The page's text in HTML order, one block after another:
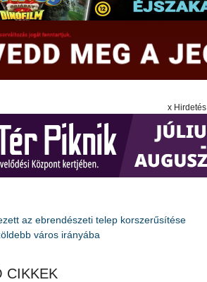
x Hirdetés
az ebrendészeti telep korszerűsítése
város irányába
CIKKEK